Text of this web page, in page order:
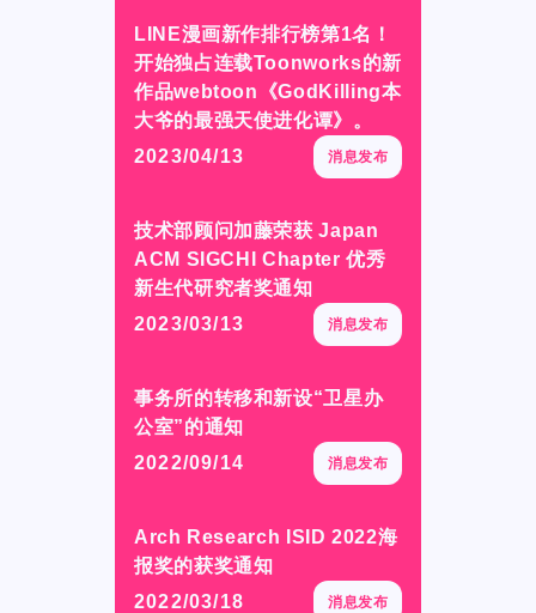
LINE漫画新作排行榜第1名！
开始独占连载Toonworks的新
作品webtoon《GodKilling本
大爷的最强天使进化谭》。
2023/04/13
消息发布
技术部顾问加藤荣获 Japan
ACM SIGCHI Chapter 优秀
新生代研究者奖通知
2023/03/13
消息发布
事务所的转移和新设“卫星办
公室”的通知
2022/09/14
消息发布
Arch Research ISID 2022海
报奖的获奖通知
2022/03/18
消息发布
Chinese (Trad.)
Privacy Policy / Site Policy
Research Integrity
Chinese (Trad.)
Privacy Policy / Site Policy
Research Integrity
LINE漫画新作排行榜第1名！
开始独占连载Toonworks的新
作品webtoon《GodKilling本
大爷的最强天使进化谭》。
2023/04/13
消息发布
技术部顾问加藤荣获 Japan
ACM SIGCHI Chapter 优秀
新生代研究者奖通知
2023/03/13
消息发布
事务所的转移和新设“卫星办
公室”的通知
2022/09/14
消息发布
Arch Research ISID 2022海
报奖的获奖通知
2022/03/18
消息发布